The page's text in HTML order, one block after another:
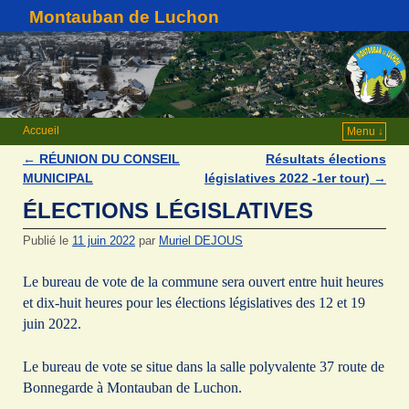
Montauban de Luchon
Accueil Menu ↓
Navigation des articles
← RÉUNION DU CONSEIL
MUNICIPAL
Résultats élections
législatives 2022 -1er tour) →
ÉLECTIONS LÉGISLATIVES
Publié le 11 juin 2022 par Muriel DEJOUS
Le bureau de vote de la commune sera ouvert entre huit heures
et dix-huit heures pour les élections législatives des 12 et 19
juin 2022.
Le bureau de vote se situe dans la salle polyvalente 37 route de
Bonnegarde à Montauban de Luchon.